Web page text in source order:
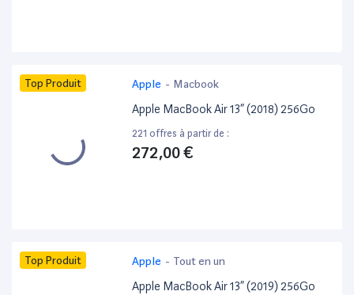
Top Produit Apple - Macbook
Apple MacBook Air 13” (2018) 256Go
221 offres à partir de :
272,00 €
Top Produit Apple - Tout en un
Apple MacBook Air 13” (2019) 256Go